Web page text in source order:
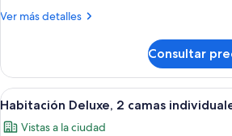
individuales
Ver más detalles
Más
junior,
camas
(City
Consultar
Abrir
todas
Un
8
Habitación Deluxe, 2 camas
Vistas a la ciudad